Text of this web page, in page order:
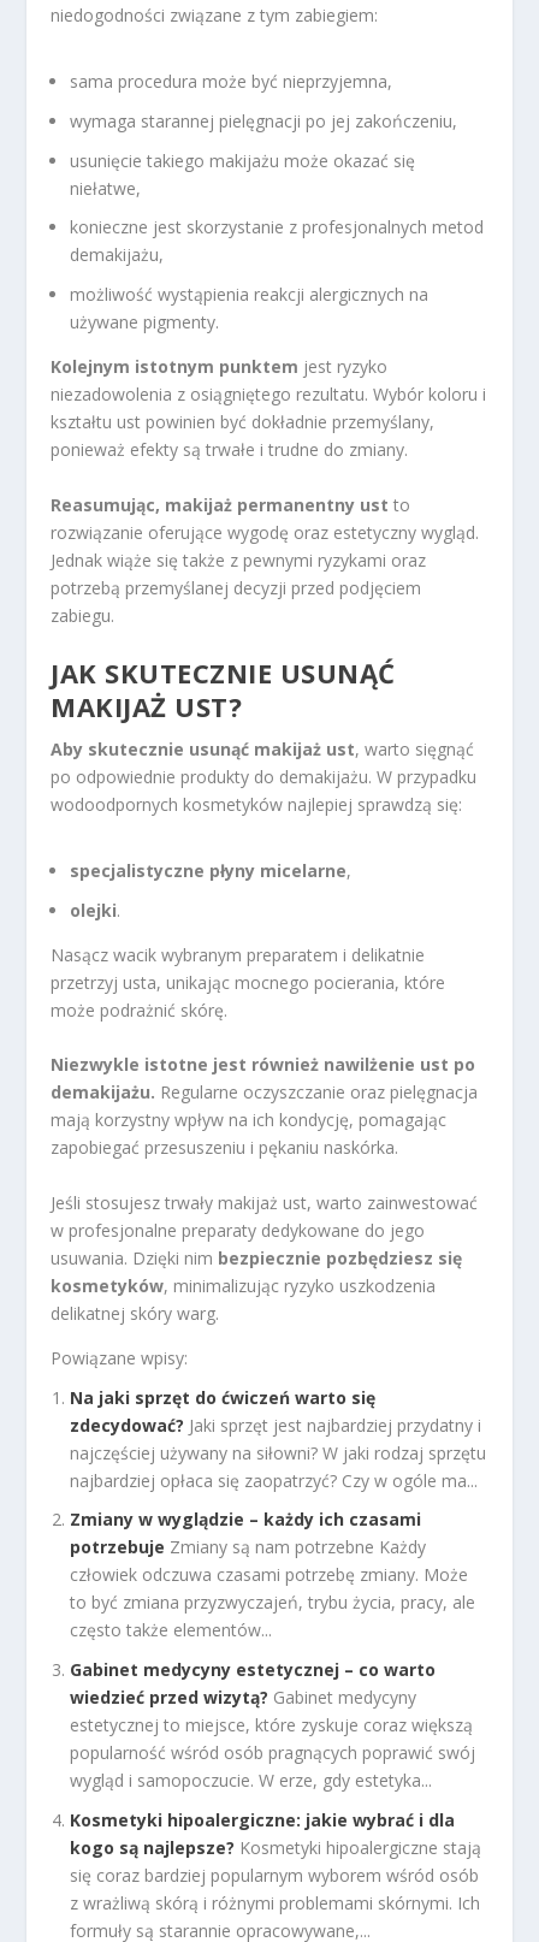
niedogodności związane z tym zabiegiem:
sama procedura może być nieprzyjemna,
wymaga starannej pielęgnacji po jej zakończeniu,
usunięcie takiego makijażu może okazać się
niełatwe,
konieczne jest skorzystanie z profesjonalnych metod
demakijażu,
możliwość wystąpienia reakcji alergicznych na
używane pigmenty.
Kolejnym istotnym punktem jest ryzyko
niezadowolenia z osiągniętego rezultatu. Wybór koloru i
kształtu ust powinien być dokładnie przemyślany,
ponieważ efekty są trwałe i trudne do zmiany.
Reasumując, makijaż permanentny ust to
rozwiązanie oferujące wygodę oraz estetyczny wygląd.
Jednak wiąże się także z pewnymi ryzykami oraz
potrzebą przemyślanej decyzji przed podjęciem
zabiegu.
JAK SKUTECZNIE USUNĄĆ
MAKIJAŻ UST?
Aby skutecznie usunąć makijaż ust, warto sięgnąć
po odpowiednie produkty do demakijażu. W przypadku
wodoodpornych kosmetyków najlepiej sprawdzą się:
specjalistyczne płyny micelarne,
olejki.
Nasącz wacik wybranym preparatem i delikatnie
przetrzyj usta, unikając mocnego pocierania, które
może podrażnić skórę.
Niezwykle istotne jest również nawilżenie ust po
demakijażu. Regularne oczyszczanie oraz pielęgnacja
mają korzystny wpływ na ich kondycję, pomagając
zapobiegać przesuszeniu i pękaniu naskórka.
Jeśli stosujesz trwały makijaż ust, warto zainwestować
w profesjonalne preparaty dedykowane do jego
usuwania. Dzięki nim bezpiecznie pozbędziesz się
kosmetyków, minimalizując ryzyko uszkodzenia
delikatnej skóry warg.
Powiązane wpisy:
Na jaki sprzęt do ćwiczeń warto się
zdecydować? Jaki sprzęt jest najbardziej przydatny i
najczęściej używany na siłowni? W jaki rodzaj sprzętu
najbardziej opłaca się zaopatrzyć? Czy w ogóle ma...
Zmiany w wyglądzie – każdy ich czasami
potrzebuje Zmiany są nam potrzebne Każdy
człowiek odczuwa czasami potrzebę zmiany. Może
to być zmiana przyzwyczajeń, trybu życia, pracy, ale
często także elementów...
Gabinet medycyny estetycznej – co warto
wiedzieć przed wizytą? Gabinet medycyny
estetycznej to miejsce, które zyskuje coraz większą
popularność wśród osób pragnących poprawić swój
wygląd i samopoczucie. W erze, gdy estetyka...
Kosmetyki hipoalergiczne: jakie wybrać i dla
kogo są najlepsze? Kosmetyki hipoalergiczne stają
się coraz bardziej popularnym wyborem wśród osób
z wrażliwą skórą i różnymi problemami skórnymi. Ich
formuły są starannie opracowywane,...